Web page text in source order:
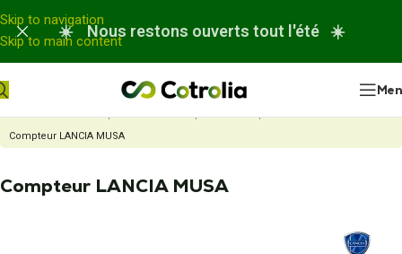
Panneau de gestion des cookies
Skip to navigation
Skip to main content
☀️ Nous restons ouverts tout l'été ☀️
Accueil Nos réparations
Réparation compteur automobile
Compteur LANCIA MUSA
Compteur LANCIA MUSA